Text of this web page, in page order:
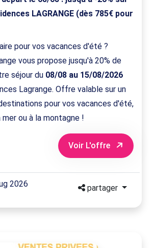
LAGRANGE (dès 785€ pour
pour vos vacances d'été ?
vous propose jusqu'à 20% de
séjour du 08/08 au 15/08/2026
Lagrange. Offre valable sur un
pour vos vacances d'été,
ou à la montagne !
Voir L'offre
2026 partager